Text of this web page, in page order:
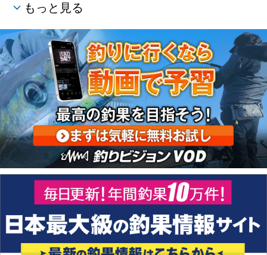
もっと見る